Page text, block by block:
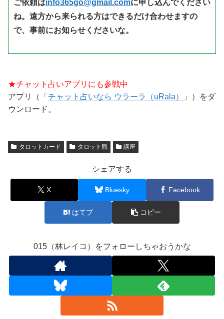
ご依頼はinfo365go@gmail.comに申し込んでください
ね。 遠方から来られる方はできるだけ合わせますの
で、事前にお知らせくださいな。
★チャット占いアプリにも参戦中
アプリ（「 チャット占いなら ウラーラ（uRala）
」）をダ
ウンロード。
タロットカード タロット観 講座
シェアする
X Bluesky Facebook
はてブ コピー
015（林レイコ）をフォローしちゃおうかな